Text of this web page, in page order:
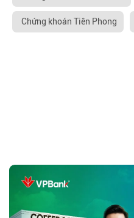
Chứng khoán Tiên Phong